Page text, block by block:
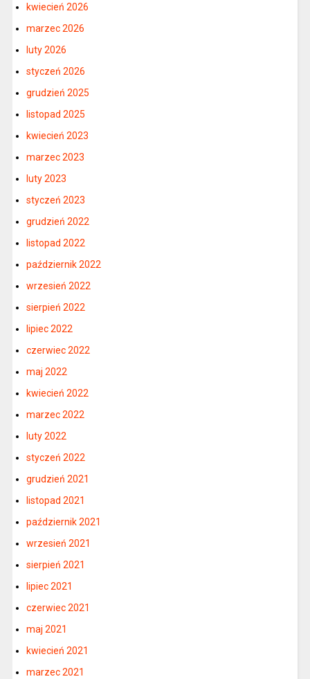
kwiecień 2026
marzec 2026
luty 2026
styczeń 2026
grudzień 2025
listopad 2025
kwiecień 2023
marzec 2023
luty 2023
styczeń 2023
grudzień 2022
listopad 2022
październik 2022
wrzesień 2022
sierpień 2022
lipiec 2022
czerwiec 2022
maj 2022
kwiecień 2022
marzec 2022
luty 2022
styczeń 2022
grudzień 2021
listopad 2021
październik 2021
wrzesień 2021
sierpień 2021
lipiec 2021
czerwiec 2021
maj 2021
kwiecień 2021
marzec 2021